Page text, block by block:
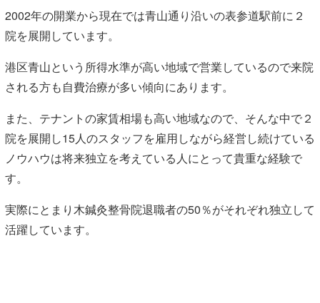
2002年の開業から現在では青山通り沿いの表参道駅前に２
院を展開しています。
港区青山という所得水準が高い地域で営業しているので来院
される方も自費治療が多い傾向にあります。
また、テナントの家賃相場も高い地域なので、そんな中で２
院を展開し15人のスタッフを雇用しながら経営し続けている
ノウハウは将来独立を考えている人にとって貴重な経験で
す。
実際にとまり木鍼灸整骨院退職者の50％がそれぞれ独立して
活躍しています。